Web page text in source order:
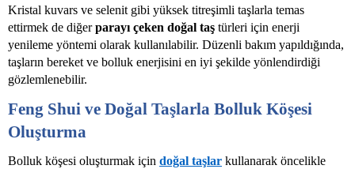
Kristal kuvars ve selenit gibi yüksek titreşimli taşlarla temas
ettirmek de diğerparayı çeken doğal taş türleri için enerji
yenileme yöntemi olarak kullanılabilir. Düzenli bakım yapıldığında,
taşların bereket ve bolluk enerjisini en iyi şekilde yönlendirdiği
gözlemlenebilir.
Feng Shui ve Doğal Taşlarla Bolluk Köşesi
Oluşturma
Bolluk köşesi oluşturmak için doğal taşlar kullanarak öncelikle